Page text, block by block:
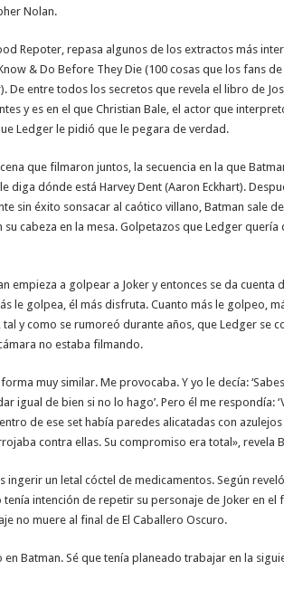
Nolan.
Repoter, repasa algunos de los extractos más
& Do Before They Die (100 cosas que los fans
De entre todos los secretos que revela el libro de
y es en el que Christian Bale, el actor que
Ledger le pidió que le pegara de verdad.
que filmaron juntos, la secuencia en la que
diga dónde está Harvey Dent (Aaron Eckhart).
sin éxito sonsacar al caótico villano, Batman sale
cabeza en la mesa. Golpetazos que Ledger quería
empieza a golpear a Joker y entonces se da cuenta
le golpea, él más disfruta. Cuanto más le golpeo,
y como se rumoreó durante años, que Ledger se
no estaba filmando.
muy similar. Me provocaba. Y yo le decía:
igual de bien si no lo hago’. Pero él me respondía:
de ese set había paredes alicatadas con azulejos
contra ellas. Su compromiso era total», revela
un letal cóctel de medicamentos. Según
intención de repetir su personaje de Joker en el
no muere al final de El Caballero Oscuro.
Batman. Sé que tenía planeado trabajar en la